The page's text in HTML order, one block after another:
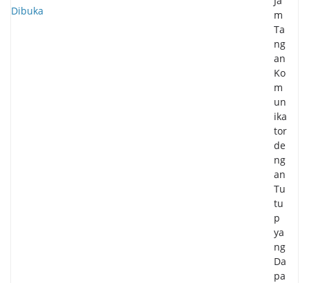
m
Ta
ng
an
Ko
m
un
ika
tor
de
ng
an
Tu
tu
p
ya
ng
Da
pa